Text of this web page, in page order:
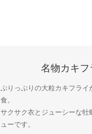
名物カキ
ぷりっぷりの大粒カキフラ
食。
サクサク衣とジューシーな牡
ューです。